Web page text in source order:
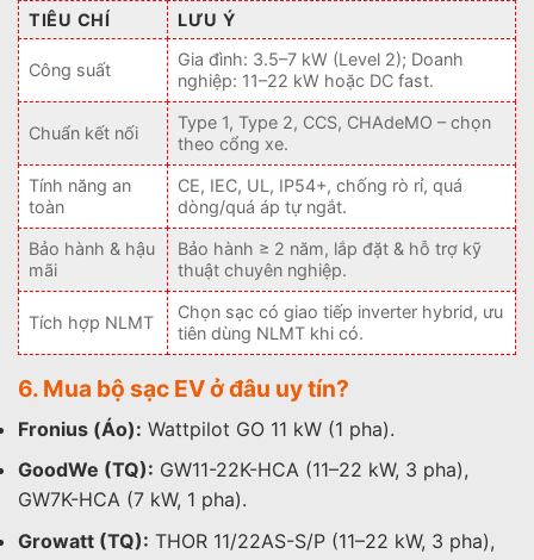
TIÊU CHÍ LƯU Ý
Công suất
Gia đình: 3.5–7 kW (Level 2); Doanh
nghiệp: 11–22 kW hoặc DC fast.
Chuẩn kết nối
Type 1, Type 2, CCS, CHAdeMO – chọn
theo cổng xe.
Tính năng an
toàn
CE, IEC, UL, IP54+, chống rò rỉ, quá
dòng/quá áp tự ngắt.
Bảo hành & hậu
mãi
Bảo hành ≥ 2 năm, lắp đặt & hỗ trợ kỹ
thuật chuyên nghiệp.
Tích hợp NLMT
Chọn sạc có giao tiếp inverter hybrid, ưu
tiên dùng NLMT khi có.
6. Mua bộ sạc EV ở đâu uy tín?
Fronius (Áo): Wattpilot GO 11 kW (1 pha).
GoodWe (TQ): GW11-22K-HCA (11–22 kW, 3 pha),
GW7K-HCA (7 kW, 1 pha).
Growatt (TQ): THOR 11/22AS-S/P (11–22 kW, 3 pha),